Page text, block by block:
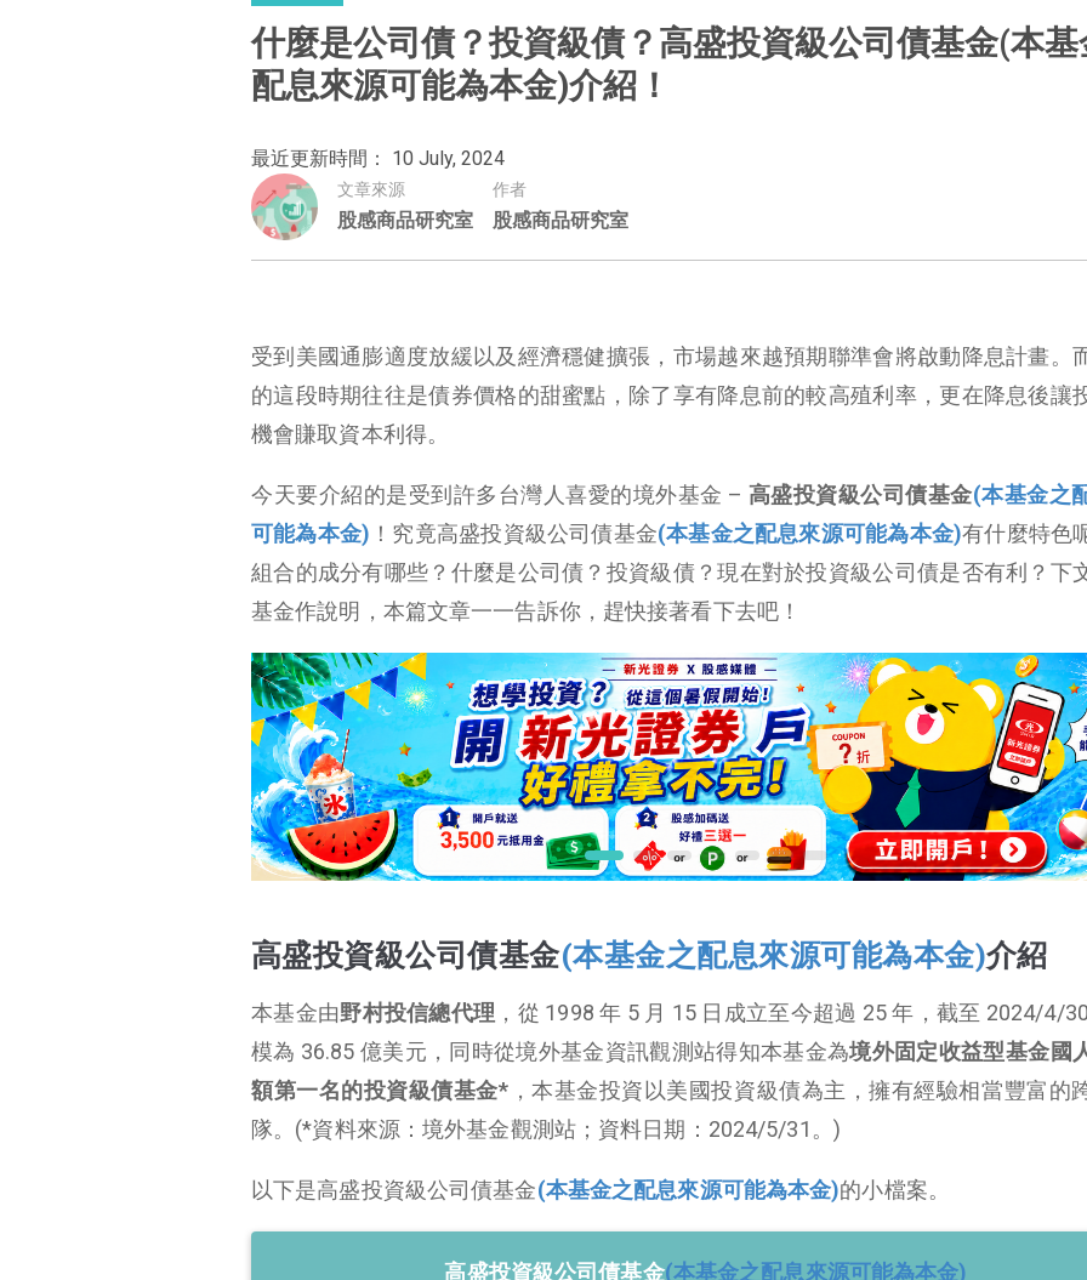
什麼是公司債？投資級債？高盛投資級公司債基金(本基
配息來源可能為本金)介紹！
最近更新時間： 10 July, 2024
文章來源
股感商品研究室
作者
股感商品研究室
受到美國通膨適度放緩以及經濟穩健擴張，市場越來越預期聯準會將啟動降息計畫。
的這段時期往往是債券價格的甜蜜點，除了享有降息前的較高殖利率，更在降息後讓
機會賺取資本利得。
今天要介紹的是受到許多台灣人喜愛的境外基金 – 高盛投資級公司債基金(本基金之
可能為本金) ！究竟高盛投資級公司債基金(本基金之配息來源可能為本金)有什麼特色
組合的成分有哪些？什麼是公司債？投資級債？現在對於投資級公司債是否有利？下
基金作說明，本篇文章一一告訴你，趕快接著看下去吧！
高盛投資級公司債基金(本基金之配息來源可能為本金)介紹
本基金由野村投信總代理 ，從 1998 年 5 月 15 日成立至今超過 25 年，截至 2024/4/
模為 36.85 億美元，同時從境外基金資訊觀測站得知本基金為境外固定收益型基金國
額第一名的投資級債基金* ，本基金投資以美國投資級債為主，擁有經驗相當豐富的
隊。 (*資料來源：境外基金觀測站；資料日期：2024/5/31。)
以下是高盛投資級公司債基金(本基金之配息來源可能為本金)的小檔案。
高盛投資級公司債基金(本基金之配息來源可能為本金)